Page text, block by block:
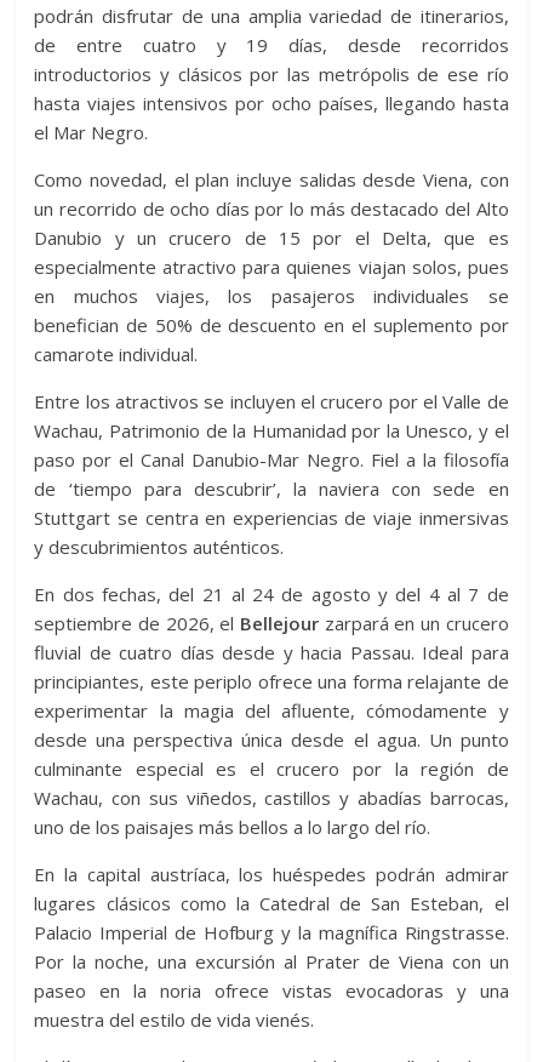
podrán disfrutar de una amplia variedad de itinerarios,
de entre cuatro y 19 días, desde recorridos
introductorios y clásicos por las metrópolis de ese río
hasta viajes intensivos por ocho países, llegando hasta
el Mar Negro.
Como novedad, el plan incluye salidas desde Viena, con
un recorrido de ocho días por lo más destacado del Alto
Danubio y un crucero de 15 por el Delta, que es
especialmente atractivo para quienes viajan solos, pues
en muchos viajes, los pasajeros individuales se
benefician de 50% de descuento en el suplemento por
camarote individual.
Entre los atractivos se incluyen el crucero por el Valle de
Wachau, Patrimonio de la Humanidad por la Unesco, y el
paso por el Canal Danubio-Mar Negro. Fiel a la filosofía
de ‘tiempo para descubrir’, la naviera con sede en
Stuttgart se centra en experiencias de viaje inmersivas
y descubrimientos auténticos.
En dos fechas, del 21 al 24 de agosto y del 4 al 7 de
septiembre de 2026, el Bellejour zarpará en un crucero
fluvial de cuatro días desde y hacia Passau. Ideal para
principiantes, este periplo ofrece una forma relajante de
experimentar la magia del afluente, cómodamente y
desde una perspectiva única desde el agua. Un punto
culminante especial es el crucero por la región de
Wachau, con sus viñedos, castillos y abadías barrocas,
uno de los paisajes más bellos a lo largo del río.
En la capital austríaca, los huéspedes podrán admirar
lugares clásicos como la Catedral de San Esteban, el
Palacio Imperial de Hofburg y la magnífica Ringstrasse.
Por la noche, una excursión al Prater de Viena con un
paseo en la noria ofrece vistas evocadoras y una
muestra del estilo de vida vienés.